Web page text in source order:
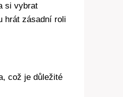
si vybrat
hrát zásadní roli
což je důležité